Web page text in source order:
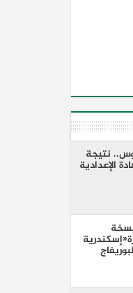
نتيجة
الإعدادية